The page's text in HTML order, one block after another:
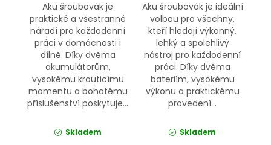
Aku šroubovák je
praktické a všestranné
nářadí pro každodenní
práci v domácnosti i
dílně. Díky dvěma
akumulátorům,
vysokému krouticímu
momentu a bohatému
příslušenství poskytuje...
Skladem
Aku šroubovák je ideální
volbou pro všechny,
kteří hledají výkonný,
lehký a spolehlivý
nástroj pro každodenní
práci. Díky dvěma
bateriím, vysokému
výkonu a praktickému
provedení...
Skladem